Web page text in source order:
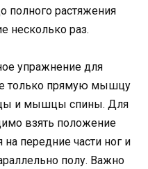
полного растяжения
несколько раз.
упражнение для
только прямую мышцу
и мышцы спины. Для
взять положение
передние части ног и
полу. Важно